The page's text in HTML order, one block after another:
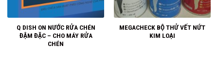
Q DISH ON NƯỚC RỬA CHÉN
ĐẬM ĐẶC – CHO MÁY RỬA
CHÉN
MEGACHECK BỘ THỬ VẾT NỨT
KIM LOẠI